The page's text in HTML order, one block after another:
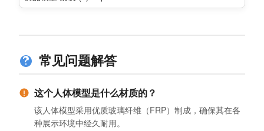
常见问题解答
这个人体模型是什么材质的？
该人体模型采用优质玻璃纤维（FRP）制成，确保其在各
种展示环境中经久耐用。